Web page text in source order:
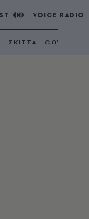
VOICE RADIO
ΣΚΙΤΣΑ COVID 19